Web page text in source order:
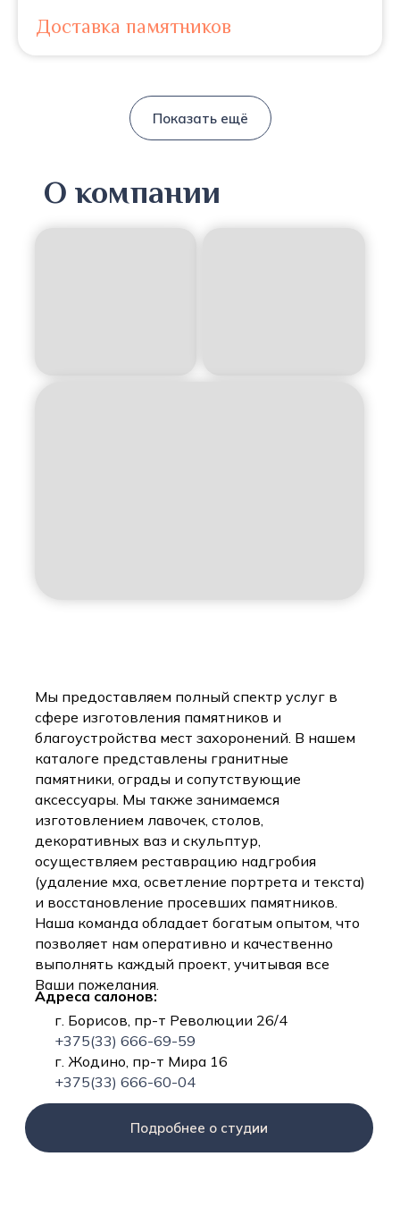
Доставка памятников
Показать ещё
Мы предоставляем полный спектр услуг в
сфере изготовления памятников и
благоустройства мест захоронений. В нашем
каталоге представлены гранитные
памятники, ограды и сопутствующие
аксессуары. Мы также занимаемся
изготовлением лавочек, столов,
декоративных ваз и скульптур,
осуществляем реставрацию надгробия
(удаление мха, осветление портрета и текста)
и восстановление просевших памятников.
Наша команда обладает богатым опытом, что
позволяет нам оперативно и качественно
выполнять каждый проект, учитывая все
Ваши пожелания.
Адреса салонов:
г. Борисов, пр-т Революции 26/4
+375(33) 666-69-59
г. Жодино, пр-т Мира 16
+375(33) 666-60-04
Подробнее о студии
О компании